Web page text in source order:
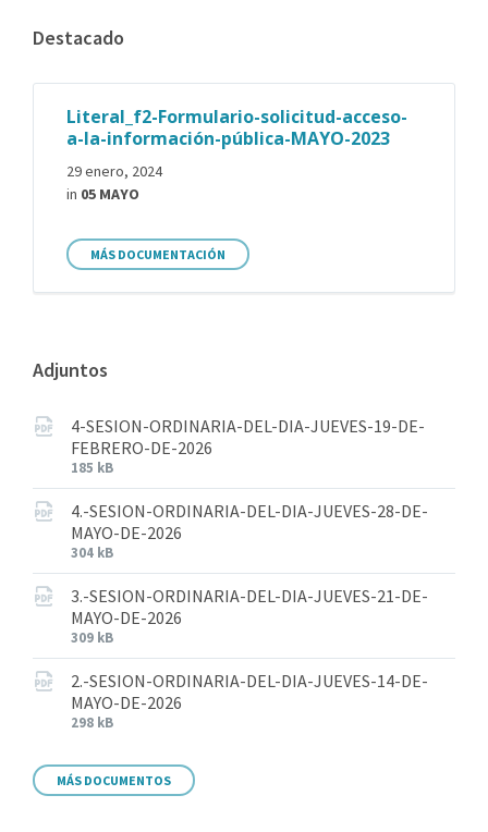
Destacado
Literal_f2-Formulario-solicitud-acceso-
a-la-información-pública-MAYO-2023
29 enero, 2024
in 05 MAYO
MÁS DOCUMENTACIÓN
Adjuntos
4-SESION-ORDINARIA-DEL-DIA-JUEVES-19-DE-
FEBRERO-DE-2026
185 kB
4.-SESION-ORDINARIA-DEL-DIA-JUEVES-28-DE-
MAYO-DE-2026
304 kB
3.-SESION-ORDINARIA-DEL-DIA-JUEVES-21-DE-
MAYO-DE-2026
309 kB
2.-SESION-ORDINARIA-DEL-DIA-JUEVES-14-DE-
MAYO-DE-2026
298 kB
MÁS DOCUMENTOS